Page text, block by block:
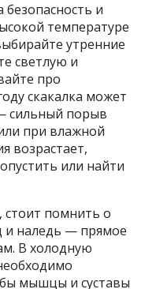
и
температуре
утренние
светлую и
про
скакалка может
сильный порыв
при влажной
возрастает,
или найти
стоит помнить о
и наледь — прямое
В холодную
мышцы и суставы